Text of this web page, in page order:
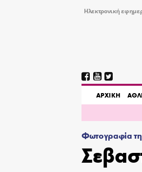
Ηλεκτρονική
AΡΧΙΚΗ
Φωτογραφία